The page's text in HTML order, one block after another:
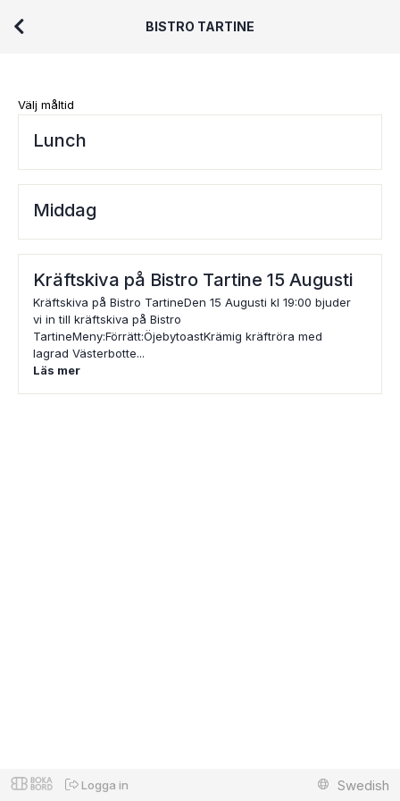
BISTRO TARTINE
Välj måltid
Lunch
Middag
Kräftskiva på Bistro Tartine 15 Augusti
Kräftskiva på Bistro TartineDen 15 Augusti kl 19:00 bjuder
vi in till kräftskiva på Bistro
TartineMeny:Förrätt:ÖjebytoastKrämig kräftröra med
lagrad Västerbotte...
Läs mer
Logga in Swedish